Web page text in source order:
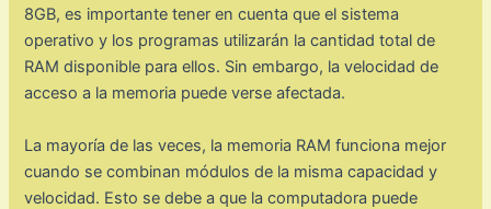
8GB, es importante tener en cuenta que el sistema
operativo y los programas utilizarán la cantidad total de
RAM disponible para ellos. Sin embargo, la velocidad de
acceso a la memoria puede verse afectada.
La mayoría de las veces, la memoria RAM funciona mejor
cuando se combinan módulos de la misma capacidad y
velocidad. Esto se debe a que la computadora puede